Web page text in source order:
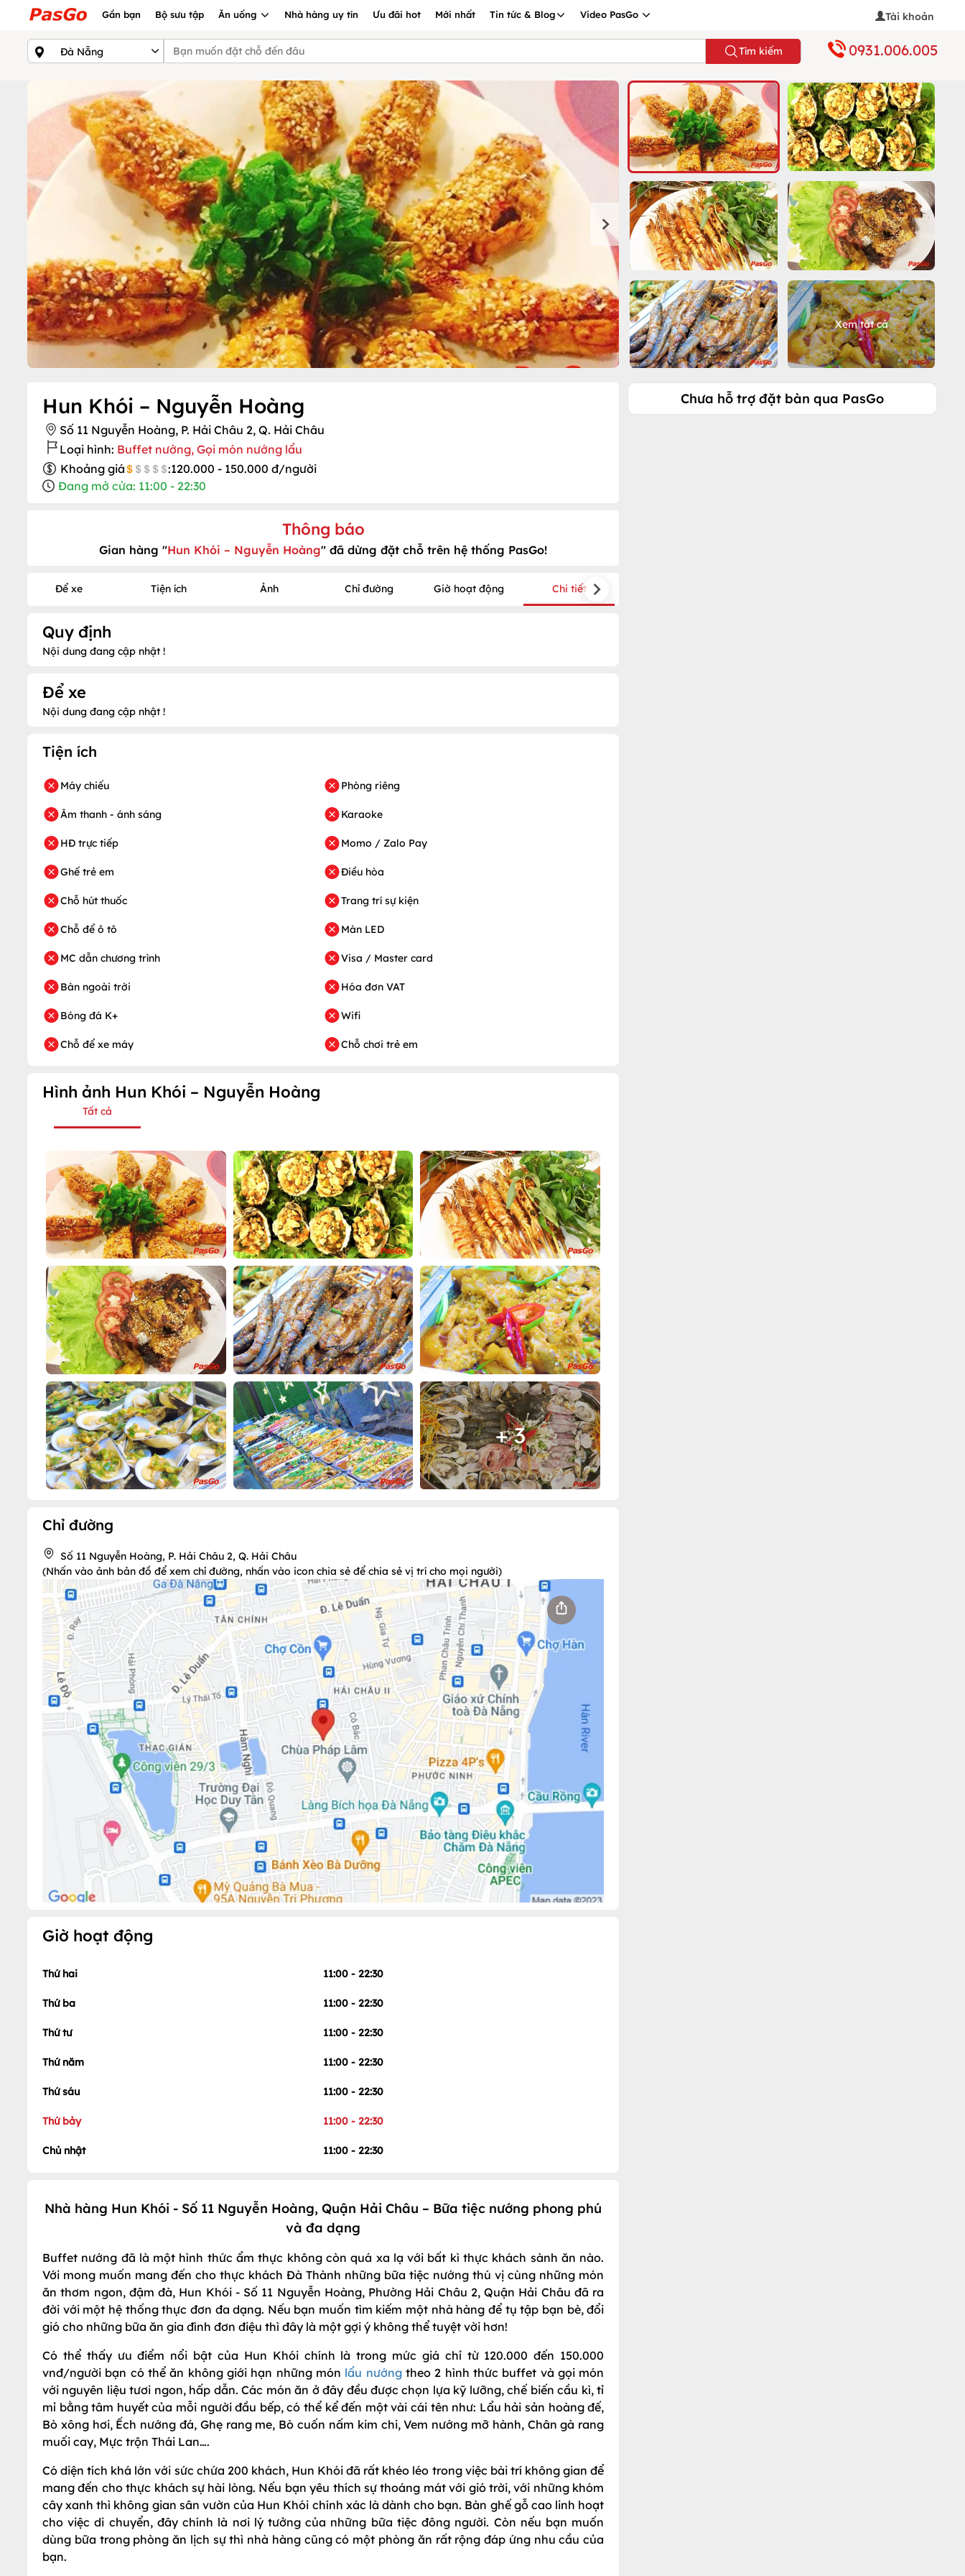
Gần bạn Bộ sưu tập Ăn uống Nhà hàng uy tín Ưu đãi hot Mới nhất Tin tức & Blog Video PasGo Tài khoản
Tìm kiếm 0931.006.005
Xem tất cả
Hun Khói – Nguyễn Hoàng
Số 11 Nguyễn Hoàng, P. Hải Châu 2, Q. Hải Châu
Loại hình: Buffet nướng, Gọi món nướng lẩu
Khoảng giá
:120.000 - 150.000 đ/người
Đang mở cửa: 11:00 - 22:30
Thông báo
Gian hàng "Hun Khói – Nguyễn Hoàng" đã dừng đặt chỗ trên hệ thống PasGo!
Để xe Tiện ích Ảnh Chỉ đường Giờ hoạt động Chi tiết
Quy định
Nội dung đang cập nhật !
Để xe
Nội dung đang cập nhật !
Tiện ích
Máy chiếu
Âm thanh - ánh sáng
HĐ trực tiếp
Ghế trẻ em
Chỗ hút thuốc
Chỗ để ô tô
MC dẫn chương trình
Bàn ngoài trời
Bóng đá K+
Chỗ để xe máy
Phòng riêng
Karaoke
Momo / Zalo Pay
Điều hòa
Trang trí sự kiện
Màn LED
Visa / Master card
Hóa đơn VAT
Wifi
Chỗ chơi trẻ em
Hình ảnh Hun Khói – Nguyễn Hoàng
Tất cả
+ 3
Chỉ đường
Số 11 Nguyễn Hoàng, P. Hải Châu 2, Q. Hải Châu
(Nhấn vào ảnh bản đồ để xem chỉ đường, nhấn vào icon chia sẻ để chia sẻ vị trí cho mọi người)
Giờ hoạt động
Thứ hai 11:00 - 22:30
Thứ ba 11:00 - 22:30
Thứ tư 11:00 - 22:30
Thứ năm 11:00 - 22:30
Thứ sáu 11:00 - 22:30
Thứ bảy 11:00 - 22:30
Chủ nhật 11:00 - 22:30
Nhà hàng Hun Khói - Số 11 Nguyễn Hoàng, Quận Hải Châu – Bữa tiệc nướng phong phú
và đa dạng
Buffet nướng đã là một hình thức ẩm thực không còn quá xa lạ với bất kì thực khách sành ăn nào.
Với mong muốn mang đến cho thực khách Đà Thành những bữa tiệc nướng thú vị cùng những món
ăn thơm ngon, đậm đà, Hun Khói - Số 11 Nguyễn Hoàng, Phường Hải Châu 2, Quận Hải Châu đã ra
đời với một hệ thống thực đơn đa dạng. Nếu bạn muốn tìm kiếm một nhà hàng để tụ tập bạn bè, đổi
gió cho những bữa ăn gia đình đơn điệu thì đây là một gợi ý không thể tuyệt vời hơn!
Có thể thấy ưu điểm nổi bật của Hun Khói chính là trong mức giá chỉ từ 120.000 đến 150.000
vnđ/người bạn có thể ăn không giới hạn những món lẩu nướngtheo 2 hình thức buffet và gọi món
với nguyên liệu tươi ngon, hấp dẫn. Các món ăn ở đây đều được chọn lựa kỹ lưỡng, chế biến cầu kì, tỉ
mỉ bằng tâm huyết của mỗi người đầu bếp, có thể kể đến một vài cái tên như: Lẩu hải sản hoàng đế,
Bò xông hơi, Ếch nướng đá, Ghẹ rang me, Bò cuốn nấm kim chi, Vem nướng mỡ hành, Chân gà rang
muối cay, Mực trộn Thái Lan….
Có diện tích khá lớn với sức chứa 200 khách, Hun Khói đã rất khéo léo trong việc bài trí không gian để
mang đến cho thực khách sự hài lòng. Nếu bạn yêu thích sự thoáng mát với gió trời, với những khóm
cây xanh thì không gian sân vườn của Hun Khói chính xác là dành cho bạn. Bàn ghế gỗ cao linh hoạt
cho việc di chuyển, đây chính là nơi lý tưởng của những bữa tiệc đông người. Còn nếu bạn muốn
dùng bữa trong phòng ăn lịch sự thì nhà hàng cũng có một phòng ăn rất rộng đáp ứng nhu cầu của
bạn.
Chưa hỗ trợ đặt bàn qua PasGo